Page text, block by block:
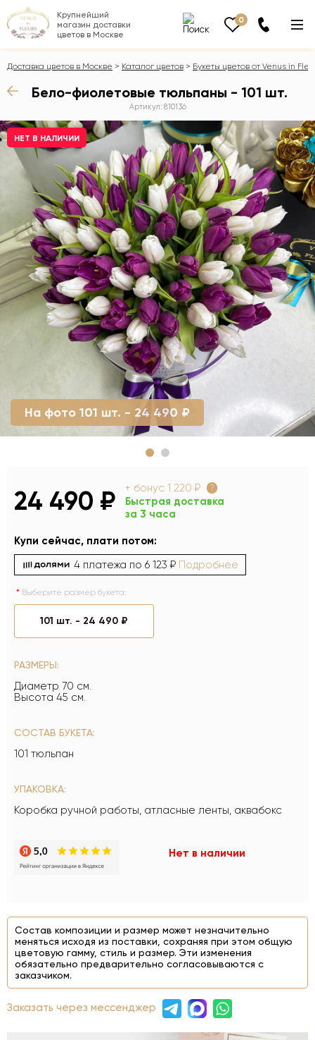
Крупнейший
магазин доставки
цветов в Москве
0
Доставка цветов в Москве Каталог цветов Букеты цветов от Venus in
Бело-фиолетовые тюльпаны - 101 шт.
Артикул: 810136
На фото 101 шт. - 24 490 ₽
НЕТ В НАЛИЧИИ
24 490 ₽ + бонус 1 220 ₽ ?
Быстрая доставка
за 3 часа
Купи сейчас, плати потом:
4 платежа по 6 123 ₽ Подробнее
Выберите размер букета:
101 шт. - 24 490 ₽
РАЗМЕРЫ:
Диаметр 70 см.
Высота 45 см.
СОСТАВ БУКЕТА:
101 тюльпан
УПАКОВКА:
Коробка ручной работы, атласные ленты, аквабокс
Нет в наличии
Состав композиции и размер может незначительно
меняться исходя из поставки, сохраняя при этом общую
цветовую гамму, стиль и размер. Эти изменения
обязательно предварительно согласовываются с
заказчиком.
Заказать через мессенджер